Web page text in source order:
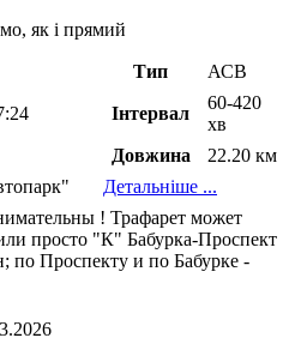
як і прямий
Тип АСВ
Інтервал
60-420
хв
Довжина
22.20 км
Детальніше ...
! Трафарет может
просто "К" Бабурка-Проспект
по Проспекту и по Бабурке -